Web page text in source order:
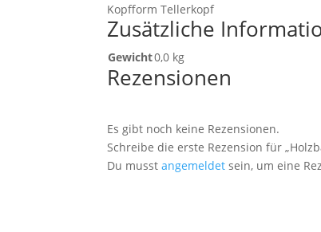
Kopfform Tellerkopf
Zusätzliche
Gewicht0,0 kg
Rezensionen
Es gibt noch keine Rezensionen.
Schreibe die erste Rezension für
Du musstangemeldet sein, um eine